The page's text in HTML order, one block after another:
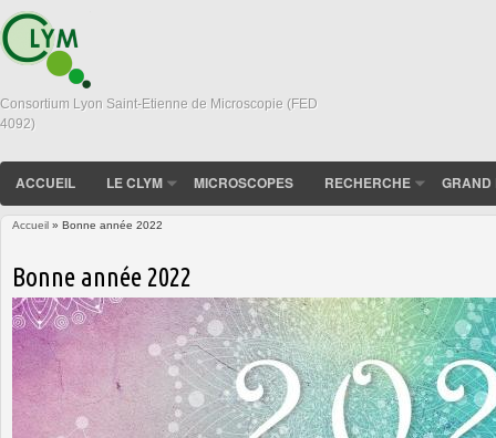
Consortium Lyon Saint-Etienne de Microscopie (FED
4092)
ACCUEIL LE CLYM MICROSCOPES RECHERCHE GRAND
Accueil » Bonne année 2022
Bonne année 2022